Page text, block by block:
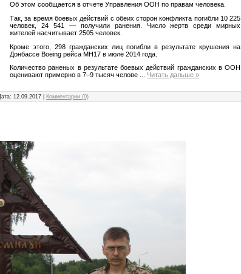
Об этом сообщается в отчете Управления ООН по правам человека.
Так, за время боевых действий с обеих сторон конфликта погибли 10 225
человек, 24 541 — получили ранения. Число жертв среди мирных
жителей насчитывает 2505 человек.
Кроме этого, 298 гражданских лиц погибли в результате крушения на
Донбассе Boeing рейса MH17 в июле 2014 года.
Количество раненых в результате боевых действий гражданских в ООН
оценивают примерно в 7–9 тысяч челове ... Читать дальше »
12.09.2017 Комментарии (0)